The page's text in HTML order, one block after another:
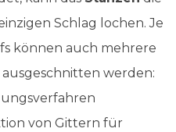
Schlag lochen. Je
können auch mehrere
werden:
von Gittern für